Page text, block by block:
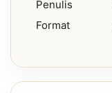
Penulis
Format